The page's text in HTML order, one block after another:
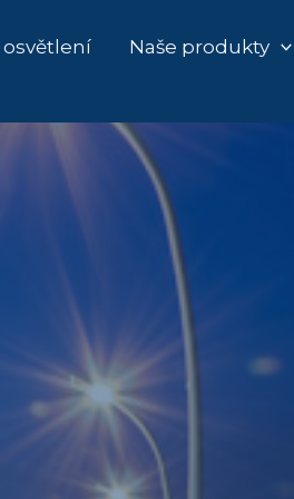
osvětlení Naše produkty